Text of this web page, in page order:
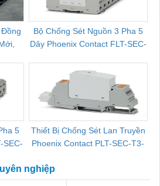
Đồng
Bộ Chống Sét Nguồn 3 Pha 5
Dây Phoenix Contact FLT-SEC-
5
SEC-
Thiết Bị Chống Sét Lan Truyền
Phoenix Contact PLT-SEC-T3-
nghiệp